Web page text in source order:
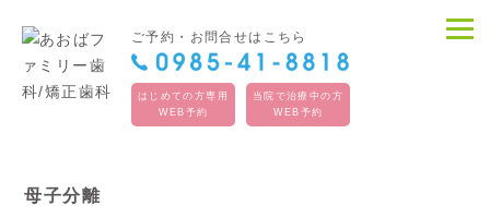
ご予約・お問合せはこちら
はじめての方専用
WEB予約
当院で治療中の方
WEB予約
母子分離